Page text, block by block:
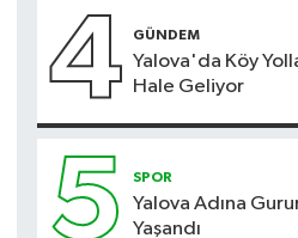
4 GÜNDEM
Yalova'da Köy
Hale Geliyor
5 SPOR
Yalova Adına
Yaşandı